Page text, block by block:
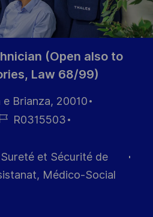
(Open also to
Law 68/99)
Brianza, 20010
R0315503
et Sécurité de
Médico-Social